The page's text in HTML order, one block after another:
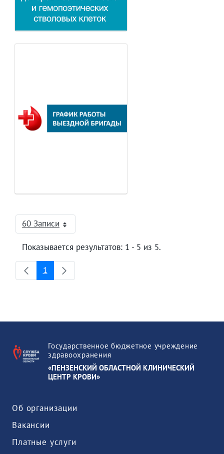
60 ЗаписиНа страницу
Показывается результатов: 1 - 5 из 5.
Страница
1
Государственное бюджетное учреждение
здравоохранения
«ПЕНЗЕНСКИЙ ОБЛАСТНОЙ КЛИНИЧЕСКИЙ
ЦЕНТР КРОВИ»
Об организации
Вакансии
Платные услуги